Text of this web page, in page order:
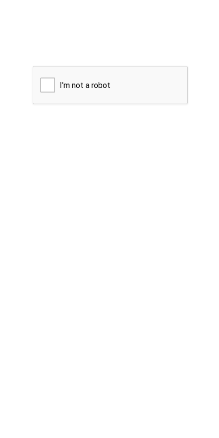
I'm not a robot